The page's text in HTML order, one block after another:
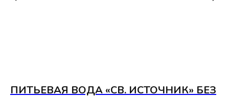
ПИТЬЕВАЯ ВОДА «СВ. ИСТОЧНИК» БЕЗ